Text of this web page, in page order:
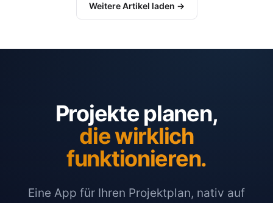
Weitere Artikel laden →
Projekte planen,
die wirklich
funktionieren.
Eine App für Ihren Projektplan, nativ auf